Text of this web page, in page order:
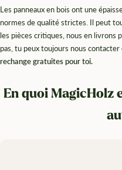
Les panneaux en bois ont une
normes de qualité strictes. Il peut
les pièces critiques, nous en livrons
pas, tu peux toujours nous
rechange gratuites pour toi.
En quoi MagicHolz